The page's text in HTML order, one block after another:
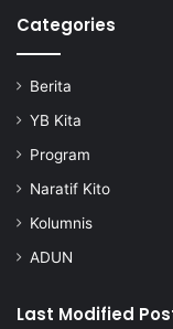
Categories
Berita
YB Kita
Program
Naratif Kito
Kolumnis
ADUN
Last Modified